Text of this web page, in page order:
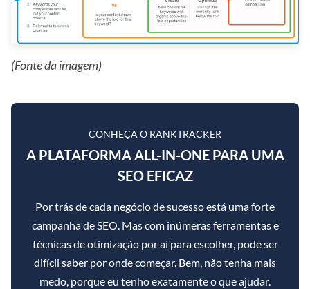
(Fonte da imagem)
CONHEÇA O RANKTRACKER
A PLATAFORMA ALL-IN-ONE PARA UMA
SEO EFICAZ
Por trás de cada negócio de sucesso está uma forte
campanha de SEO. Mas com inúmeras ferramentas e
técnicas de otimização por aí para escolher, pode ser
difícil saber por onde começar. Bem, não tenha mais
medo, porque eu tenho exatamente o que ajudar.